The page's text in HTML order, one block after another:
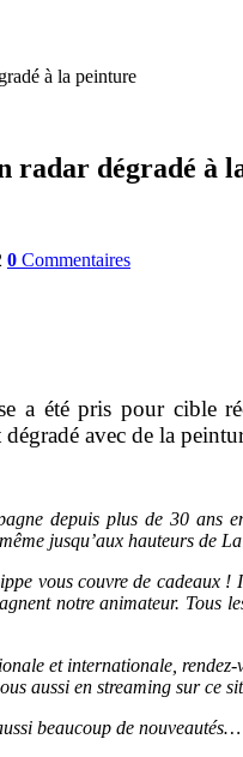
à la peinture
radar dégradé à
0 Commentaires
a été pris pour cible
avec de la
depuis plus de 30 ans
jusqu’aux hauteurs de
vous couvre de cadeaux
notre animateur.
et internationale,
aussi en streaming sur ce
beaucoup de